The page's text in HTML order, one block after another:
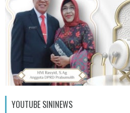
YOUTUBE SININEWS